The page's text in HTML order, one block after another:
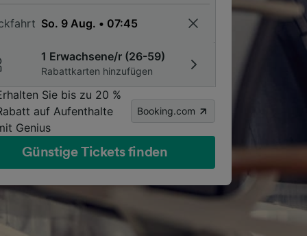
1 Erwachsene/r (26-59)
Rabattkarten hinzufügen
Sie bis zu 20 %
auf Aufenthalte
Genius
Booking.com
Günstige Tickets finden